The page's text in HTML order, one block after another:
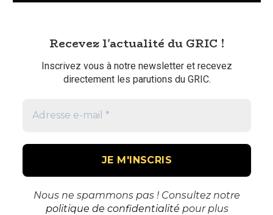
Recevez l'actualité du GRIC !
Inscrivez vous à notre newsletter et recevez
directement les parutions du GRIC.
Nous ne spammons pas ! Consultez notre
politique de confidentialité pour plus